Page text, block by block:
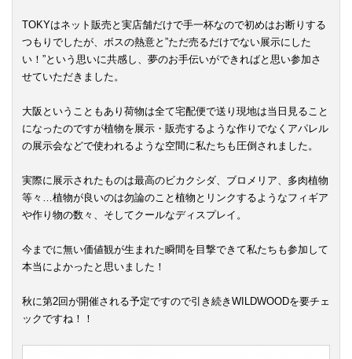
TOKYはネット販売と実店舗だけで手一杯なので初めはお断りする
つもりでしたが、ボスの熱意と”ただ売るだけでない展示にした
い！”という思いに共感し、夢のお手伝いができればと思い参加さ
せていただきました。
大阪ということもあり荷物は全て宅配便で送り現地は当日見ること
になったのですが植物を展示・販売するような作りでなくアパレル
の展示会などで使われるような空間に私たちも圧倒されました。
実際に展示されたものは最高のビカクシダ、ブロメリア、多肉植物
等々…植物が良いのは勿論のこと植物とリンクするようなフィギア
や作り物の数々、そしてクールなディスプレイ。
今までに無い価値観が生まれた瞬間を目撃できて私たちも参加して
本当によかったと思いました！
秋に第2回が開催される予定ですので引き続きWILDWOODを要チェ
ックですね！！